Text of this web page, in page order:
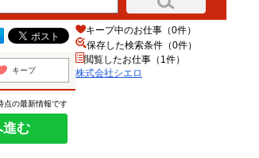
キープ
の最新情報です
進む
キープ中のお仕事（0件）
保存した検索条件（0件）
閲覧したお仕事（1件）
株式会社シエロ